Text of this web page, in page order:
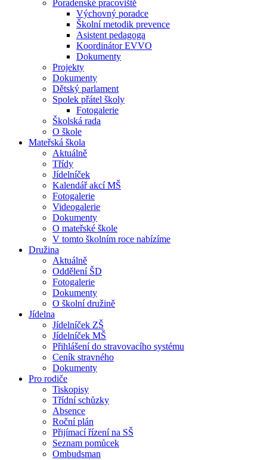
Poradenské pracoviště
Výchovný poradce
Školní metodik prevence
Asistent pedagoga
Koordinátor EVVO
Dokumenty
Projekty
Dokumenty
Dětský parlament
Spolek přátel školy
Fotogalerie
Školská rada
O škole
Mateřská škola
Aktuálně
Třídy
Jídelníček
Kalendář akcí MŠ
Fotogalerie
Videogalerie
Dokumenty
O mateřské škole
V tomto školním roce nabízíme
Družina
Aktuálně
Oddělení ŠD
Fotogalerie
Dokumenty
O školní družině
Jídelna
Jídelníček ZŠ
Jídelníček MŠ
Přihlášení do stravovacího systému
Ceník stravného
Dokumenty
Pro rodiče
Tiskopisy
Třídní schůzky
Absence
Roční plán
Přijímací řízení na SŠ
Seznam pomůcek
Ombudsman